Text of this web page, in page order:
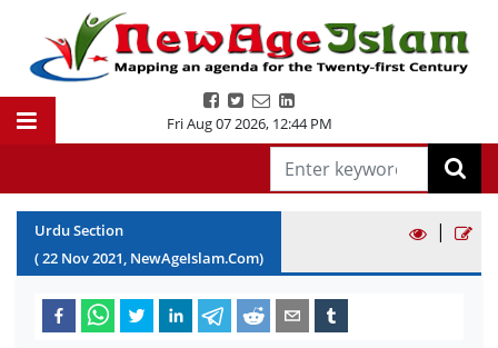
Fri Aug 07 2026, 12:44 PM
Urdu Section
(22 Nov2021, NewAgeIslam.Com)
|